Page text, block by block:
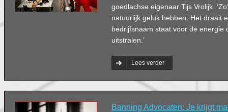
goedlachse eigenaar Tijs Vrolijk.
natuurlijk geluk hebben. Het draait
bedrijfsnaam staat voor de energie
uitstralen.’
Lees verder
Banning Advocaten: Je krijgt